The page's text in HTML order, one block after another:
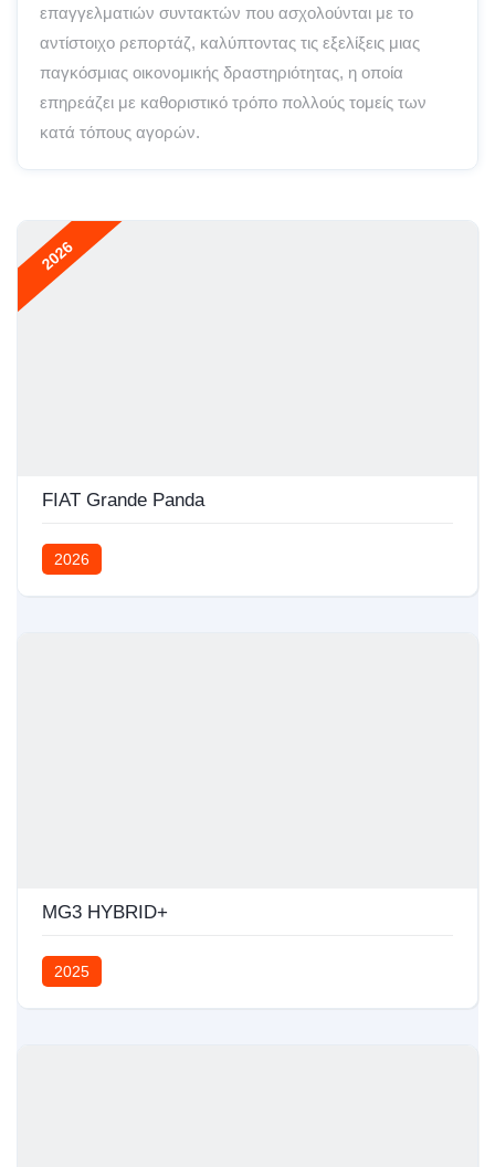
επαγγελματιών συντακτών που ασχολούνται με το
αντίστοιχο ρεπορτάζ, καλύπτοντας τις εξελίξεις μιας
παγκόσμιας οικονομικής δραστηριότητας, η οποία
επηρεάζει με καθοριστικό τρόπο πολλούς τομείς των
κατά τόπους αγορών.
2026
FIAT Grande Panda
2026
MG3 HYBRID+
2025